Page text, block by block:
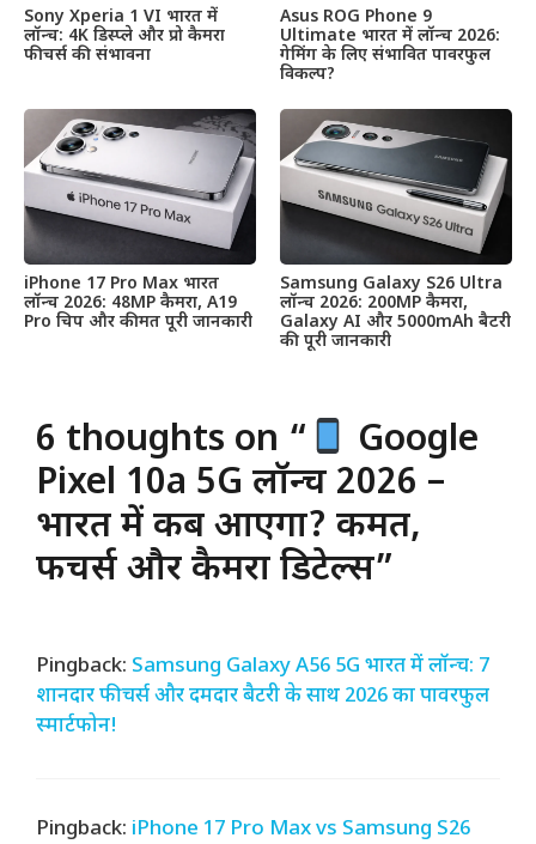
Sony Xperia 1 VI भारत में
लॉन्च: 4K डिस्प्ले और प्रो कैमरा
फीचर्स की संभावना
Asus ROG Phone 9
Ultimate भारत में लॉन्च 2026:
गेमिंग के लिए संभावित पावरफुल
विकल्प?
iPhone 17 Pro Max भारत
लॉन्च 2026: 48MP कैमरा, A19
Pro चिप और कीमत पूरी जानकारी
Samsung Galaxy S26 Ultra
लॉन्च 2026: 200MP कैमरा,
Galaxy AI और 5000mAh बैटरी
की पूरी जानकारी
6 thoughts on “
Google
Pixel 10a 5G लॉन्च 2026 –
भारत में कब आएगा? कीमत,
फीचर्स और कैमरा डिटेल्स”
Pingback: Samsung Galaxy A56 5G भारत में लॉन्च: 7
शानदार फीचर्स और दमदार बैटरी के साथ 2026 का पावरफुल
स्मार्टफोन!
Pingback: iPhone 17 Pro Max vs Samsung S26